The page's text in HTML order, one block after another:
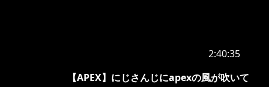
2:40:35
【APEX】にじさんじにapexの風が吹いて